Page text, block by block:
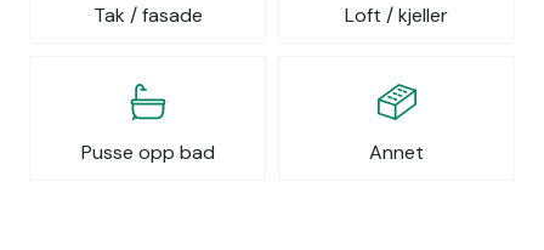
Tak / fasade Loft / kjeller
Pusse opp bad Annet